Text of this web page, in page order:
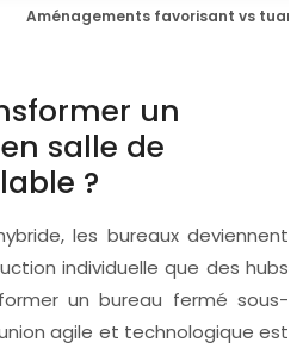
Aménagements favorisant vs
un
salle de
?
les bureaux deviennent
individuelle que des hubs
un bureau fermé sous-
agile et technologique est